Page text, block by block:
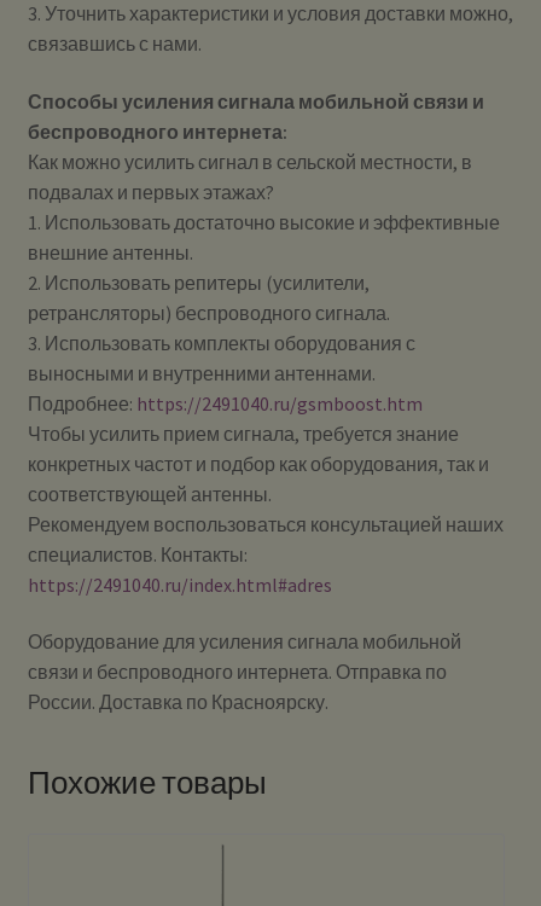
3. Уточнить характеристики и условия доставки можно,
связавшись с нами.
Способы усиления сигнала мобильной связи и
беспроводного интернета:
Как можно усилить сигнал в сельской местности, в
подвалах и первых этажах?
1. Использовать достаточно высокие и эффективные
внешние антенны.
2. Использовать репитеры (усилители,
ретрансляторы) беспроводного сигнала.
3. Использовать комплекты оборудования с
выносными и внутренними антеннами.
Подробнее: https://2491040.ru/gsmboost.htm
Чтобы усилить прием сигнала, требуется знание
конкретных частот и подбор как оборудования, так и
соответствующей антенны.
Рекомендуем воспользоваться консультацией наших
специалистов. Контакты:
https://2491040.ru/index.html#adres
Оборудование для усиления сигнала мобильной
связи и беспроводного интернета. Отправка по
России. Доставка по Красноярску.
Похожие товары